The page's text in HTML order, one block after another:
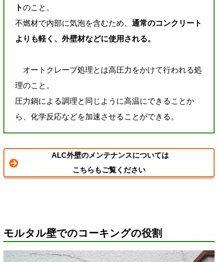
トのこと。
不燃材で内部に気泡を含むため、 通常のコンクリート
よりも軽く、外壁材などに使用される。
オートクレーブ処理とは高圧力をかけて行われる処
理のこと。
圧力鍋による調理と同じように高温にできることか
ら、化学反応などを加速させることができる。
ALC外壁のメンテナンスについては
こちらもご覧ください
モルタル壁でのコーキングの役割